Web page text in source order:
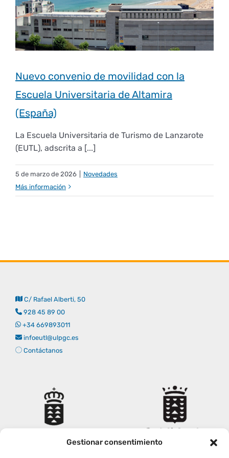
Gestionar consentimiento
Comisiones
Personal
Empresas
Coordinador y tutores
Renovación acreditación
Memoria verificación
Informes
Impresos y formularios
Documentos
Impresos y formularios
Correo institucional
Delegación de Estudiantes
Programa Mentor
Primer Encuentro (2025)
Edición 2025 (UVL 2025)
Edición 2026 (UVL 2026)
Nuevo convenio de movilidad con la
Escuela Universitaria de Altamira
(España)
La Escuela Universitaria de Turismo de Lanzarote
(EUTL), adscrita a [...]
5 de marzo de 2026
Novedades
Más información
C/ Rafael Alberti, 50
928 45 89 00
+34 669893011
infoeutl@ulpgc.es
Contáctanos